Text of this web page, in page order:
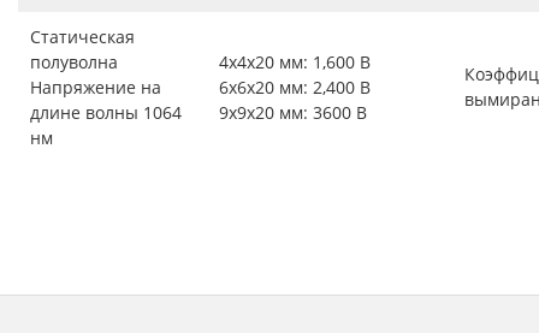
Статическая
полуволна
Напряжение на
длине волны 1064
нм
4x4x20 мм: 1,600 В
6x6x20 мм: 2,400 В
9x9x20 мм: 3600 В